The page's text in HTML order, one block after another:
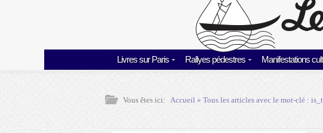
Livres sur Paris Rallyes pédestres Manifestations
Vous êtes ici: Accueil» Tous les articles avec le mot-clé :